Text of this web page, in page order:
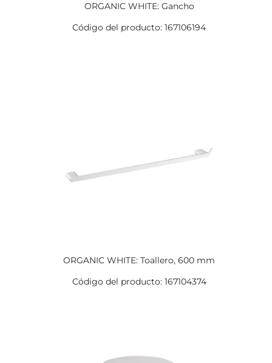
ORGANIC WHITE: Gancho
Código del producto: 167106194
ORGANIC WHITE: Toallero, 600 mm
Código del producto: 167104374